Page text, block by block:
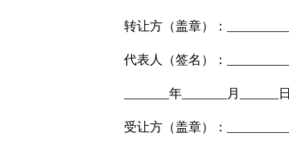
转让方（盖章）：__________
代表人（签名）：__________
_______年_______月______日
受让方（盖章）：__________